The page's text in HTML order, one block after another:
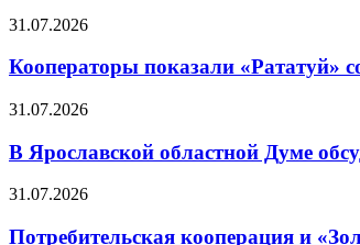
31.07.2026
Кооператоры показали «Рататуй»
31.07.2026
В Ярославской областной Думе
31.07.2026
Потребительская кооперация и